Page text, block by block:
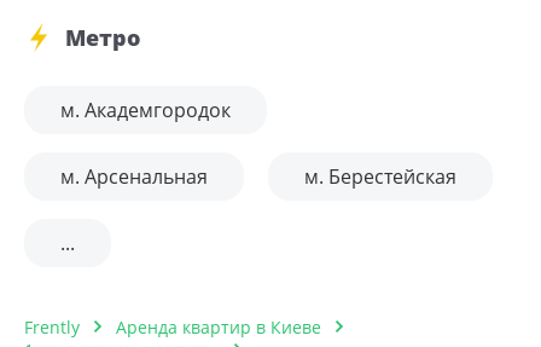
Метро
м. Академгородок
м. Арсенальная м. Берестейская
...
Frently
Аренда квартир в Киеве